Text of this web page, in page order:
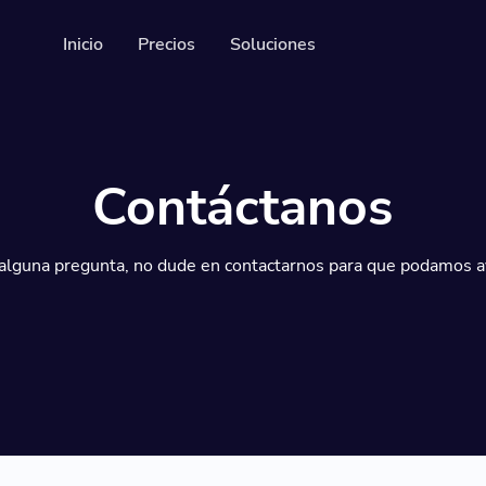
Inicio Precios Soluciones
Check out our help
y rastreables
Contáctanos
pregunta, no dude en contactarnos para que podamos